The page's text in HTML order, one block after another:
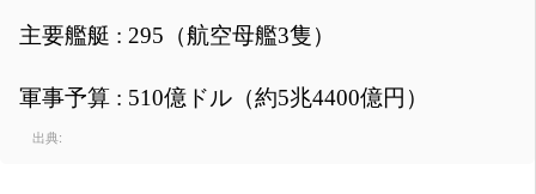
主要艦艇 : 295（航空母艦3隻）
軍事予算 : 510億ドル（約5兆4400億円）
出典: